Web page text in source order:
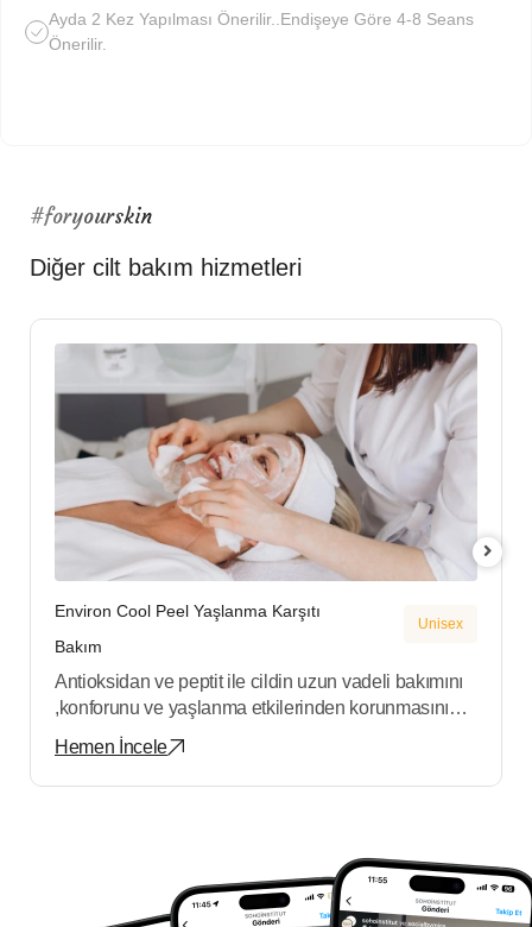
Ayda 2 Kez Yapılması Önerilir..Endişeye Göre 4-8 Seans
Önerilir.
#foryourskin
Diğer cilt bakım hizmetleri
Environ Cool Peel Yaşlanma Karşıtı
Bakım
Unisex
Antioksidan ve peptit ile cildin uzun vadeli bakımını
,konforunu ve yaşlanma etkilerinden korunmasını
sağlayan bakımdır.
Hemen İncele